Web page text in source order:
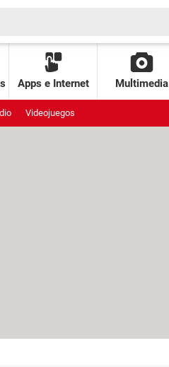
Apps e Internet Multimedia
Videojuegos